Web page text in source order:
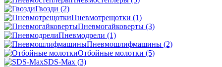
Гвозди (2)
Пневмотрещотки (1)
Пневмогайковерты (3)
Пневмодрели (1)
Пневмошлифмашины (2)
Отбойные молотки (5)
SDS-Max (3)